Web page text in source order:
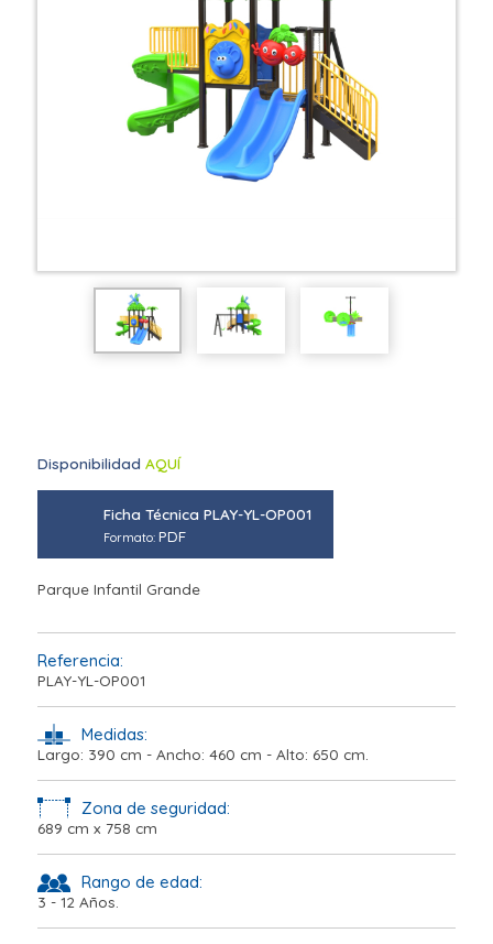
Disponibilidad AQUÍ
Ficha Técnica PLAY-YL-OP001
Formato: PDF
Parque Infantil Grande
Referencia:
PLAY-YL-OP001
Medidas:
Largo: 390 cm - Ancho: 460 cm - Alto: 650 cm.
Zona de seguridad:
689 cm x 758 cm
Rango de edad:
3 - 12 Años.